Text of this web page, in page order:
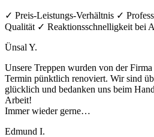
✓ Preis-Leistungs-Verhältnis ✓
Qualität ✓ Reaktionsschnelligkeit bei
Ünsal Y.
Unsere Treppen wurden von der
Termin pünktlich renoviert. Wir sind
glücklich und bedanken uns beim
Arbeit!
Immer wieder gerne…
Edmund I.